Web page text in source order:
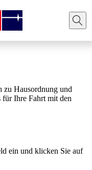
zu Hausordnung und
Ihre Fahrt mit den
ein und klicken Sie auf